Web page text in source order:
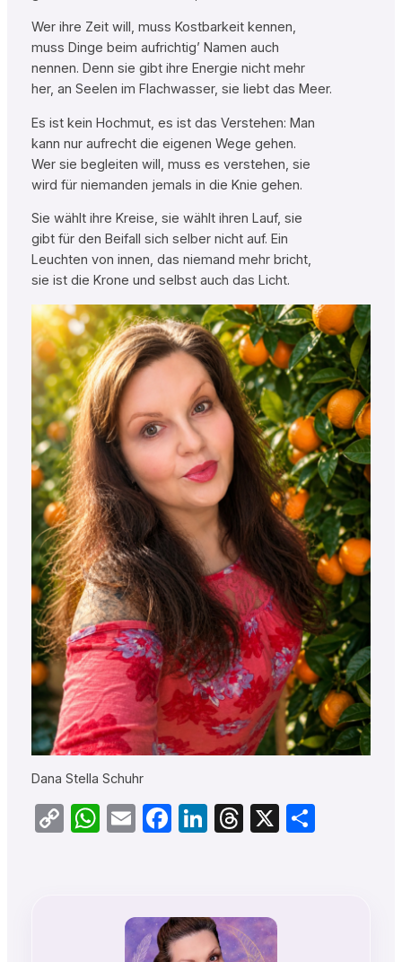
Wer ihre Zeit will, muss Kostbarkeit kennen,
muss Dinge beim aufrichtig’ Namen auch
nennen. Denn sie gibt ihre Energie nicht mehr
her, an Seelen im Flachwasser, sie liebt das Meer.
Es ist kein Hochmut, es ist das Verstehen: Man
kann nur aufrecht die eigenen Wege gehen.
Wer sie begleiten will, muss es verstehen, sie
wird für niemanden jemals in die Knie gehen.
Sie wählt ihre Kreise, sie wählt ihren Lauf, sie
gibt für den Beifall sich selber nicht auf. Ein
Leuchten von innen, das niemand mehr bricht,
sie ist die Krone und selbst auch das Licht.
Dana Stella Schuhr
CopyWhatsApp
EmailFacebook
LinkedIn
Threads
X Teilen